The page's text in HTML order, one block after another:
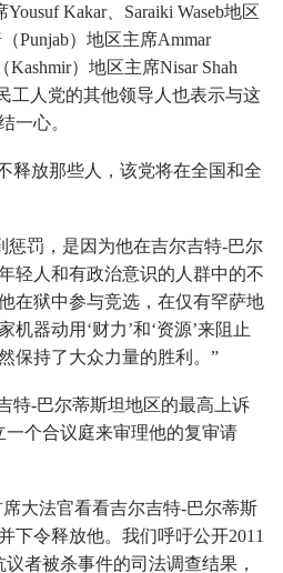
Kakar、Saraiki Waseb地区
Punjab）地区主席Ammar
）地区主席Nisar Shah
工人党的其他领导人也表示与这
一心。
释放那些人，该党将在全国和全
惩罚，是因为他在吉尔吉特-巴尔
轻人和有政治意识的人群中的不
在狱中参与竞选，在仅有罕萨地
机器动用‘财力’和‘资源’来阻止
保持了大众力量的胜利。”
特-巴尔蒂斯坦地区的最高上诉
个合议庭来审理他的复审请
大法官看看吉尔吉特-巴尔蒂斯
下令释放他。我们呼吁公开2011
者被杀事件的司法调查结果，